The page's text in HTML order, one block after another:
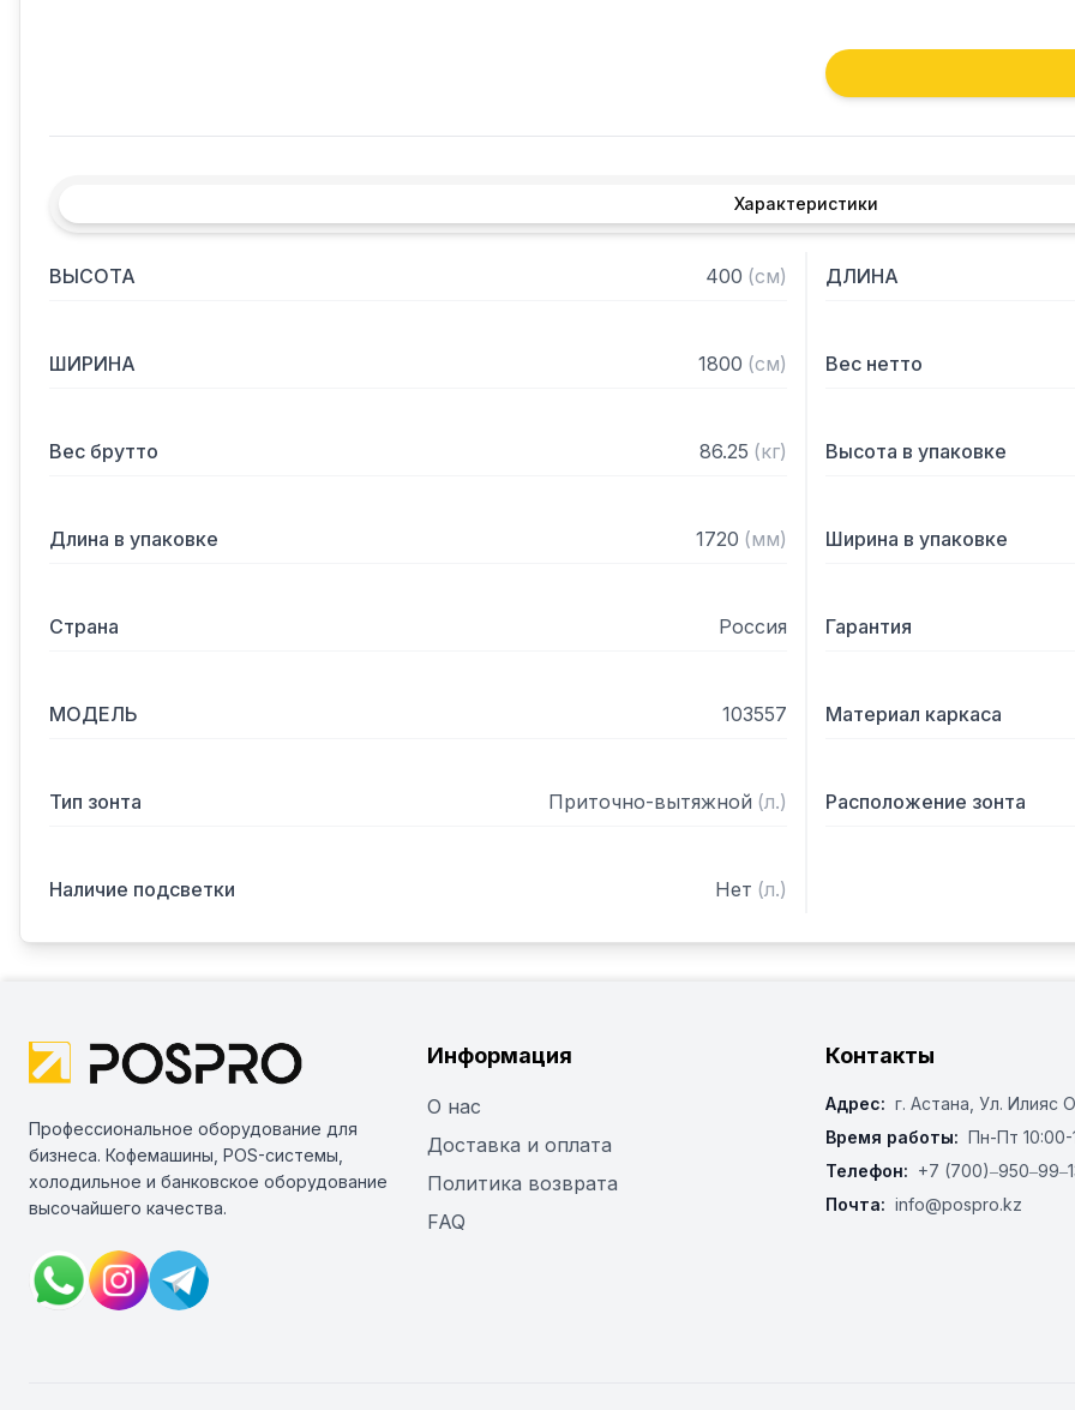
Кроме того, зонт
которые в противном
утвари. Поэтому это
Особенности:
— Приточно-вытяжной
— С лабиринтными
Характеристики
ВЫСОТА 400 (см) ДЛИНА
ШИРИНА 1800 (см) Вес нетто
Вес брутто 86.25 (кг) Высота в упаковке
Длина в упаковке 1720 (мм) Ширина в упаковке
Страна Россия Гарантия
МОДЕЛЬ 103557 Материал каркаса
Тип зонта Приточно-вытяжной (л.) Расположение зонта
Наличие подсветки Нет (л.)
Профессиональное оборудование для
бизнеса. Кофемашины, POS-системы,
холодильное и банковское оборудование
высочайшего качества.
Информация
О нас
Доставка и оплата
Политика возврата
FAQ
Контакты
Адрес: г. Астана, ​Ул. Илияс
Время работы: Пн-Пт 10:00-
Телефон: +7
Почта: info@pospro.kz